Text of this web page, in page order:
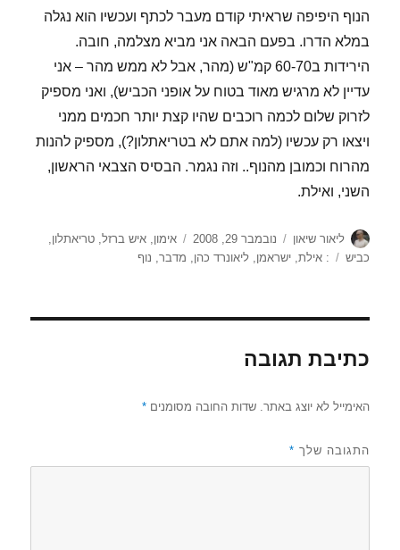
הנוף היפיפה שראיתי קודם מעבר לכתף ועכשיו הוא נגלה
במלא הדרו. בפעם הבאה אני מביא מצלמה, חובה.
הירידות ב60-70 קמ"ש (מהר, אבל לא ממש מהר – אני
עדיין לא מרגיש מאוד בטוח על אופני הכביש), ואני מספיק
לזרוק שלום לכמה רוכבים שהיו קצת יותר חכמים ממני
ויצאו רק עכשיו (למה אתם לא בטריאתלון?), מספיק להנות
מהרוח וכמובן מהנוף.. וזה נגמר. הבסיס הצבאי הראשון,
השני, ואילת.
מחבר
ליאור שיאון
פורסם
בתאריך
נובמבר 29, 2008 קטגוריות
אימון,איש ברזל,טריאתלון,
כביש
תגיות
: אילת,ישראמן,ליאונרד כהן, מדבר, נוף
כתיבת תגובה
האימייל לא יוצג באתר. שדות החובה מסומנים*
התגובה שלך *